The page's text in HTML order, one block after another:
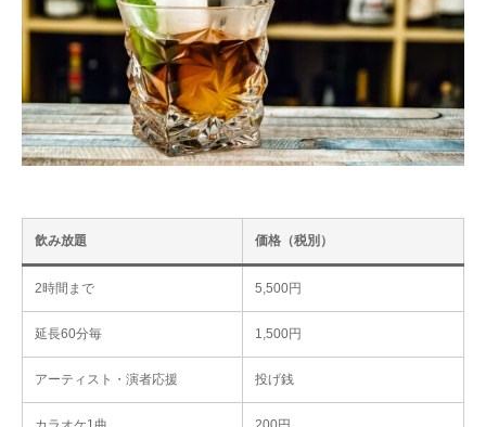
飲み放題 価格（税別）
2時間まで 5,500円
延長60分毎 1,500円
アーティスト・演者応援 投げ銭